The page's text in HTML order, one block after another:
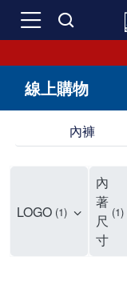
線上購物
內褲
LOGO 1
內
著
尺
寸
1